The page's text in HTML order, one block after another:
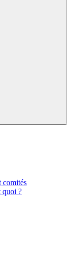
comités
quoi ?